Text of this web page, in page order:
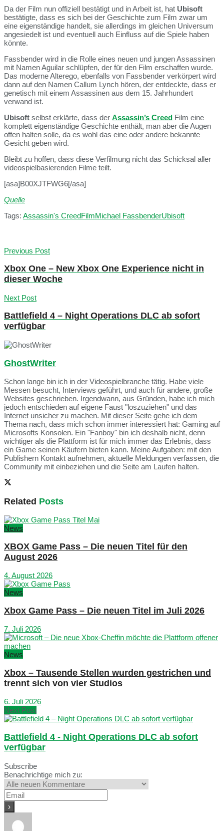
Da der Film nun offiziell bestätigt und in Arbeit ist, hat Ubisoft
bestätigte, dass es sich bei der Geschichte zum Film zwar um
eine eigenständige handelt, sie allerdings im gleichen Universum
angesiedelt ist und eventuell auch Einfluss auf die Spiele haben
könnte.
Fassbender wird in die Rolle eines neuen und jungen Assassinen
mit Namen Aguilar schlüpfen, der für den Film erschaffen wurde.
Das moderne Alterego, ebenfalls von Fassbender verkörpert wird
dann auf den Namen Callum Lynch hören, der entdeckte, dass er
genetisch mit einem Assassinen aus dem 15. Jahrhundert
verwand ist.
Ubisoft selbst erklärte, dass der Assassin’s Creed Film eine
komplett eigenständige Geschichte enthält, man aber die Augen
offen halten solle, da es wohl das eine oder andere bekannte
Gesicht geben wird.
Bleibt zu hoffen, dass diese Verfilmung nicht das Schicksal aller
videospielbasierenden Filme teilt.
[asa]B00XJTFWG6[/asa]
Quelle
Tags: Assassin's CreedFilmMichael FassbenderUbisoft
Previous Post
Xbox One – New Xbox One Experience nicht in
dieser Woche
Next Post
Battlefield 4 – Night Operations DLC ab sofort
verfügbar
GhostWriter
Schon lange bin ich in der Videospielbranche tätig. Habe viele
Messen besucht, Interviews geführt, und auch für andere, große
Websites geschrieben. Irgendwann, aus Gründen, habe ich mich
jedoch entschieden auf eigene Faust "loszuziehen" und das
Internet unsicher zu machen. Mit dieser Seite gehe ich dem
Thema nach, dass mich schon immer interessiert hat: Gaming auf
Microsofts Konsolen. Ein "Fanboy" bin ich deshalb nicht, denn
wichtiger als die Plattform ist für mich immer das Erlebnis, dass
ein Game seinen Käufern bieten kann. Meine Aufgaben: mit den
Publishern Kontakt aufnehmen, aktuelle Meldungen verfassen, die
Community mit einbeziehen und die Seite am Laufen halten.
Related Posts
News
XBOX Game Pass – Die neuen Titel für den
August 2026
4. August 2026
News
Xbox Game Pass – Die neuen Titel im Juli 2026
7. Juli 2026
News
Xbox – Tausende Stellen wurden gestrichen und
trennt sich von vier Studios
6. Juli 2026
Next Post
Battlefield 4 - Night Operations DLC ab sofort
verfügbar
Subscribe
Benachrichtige mich zu: